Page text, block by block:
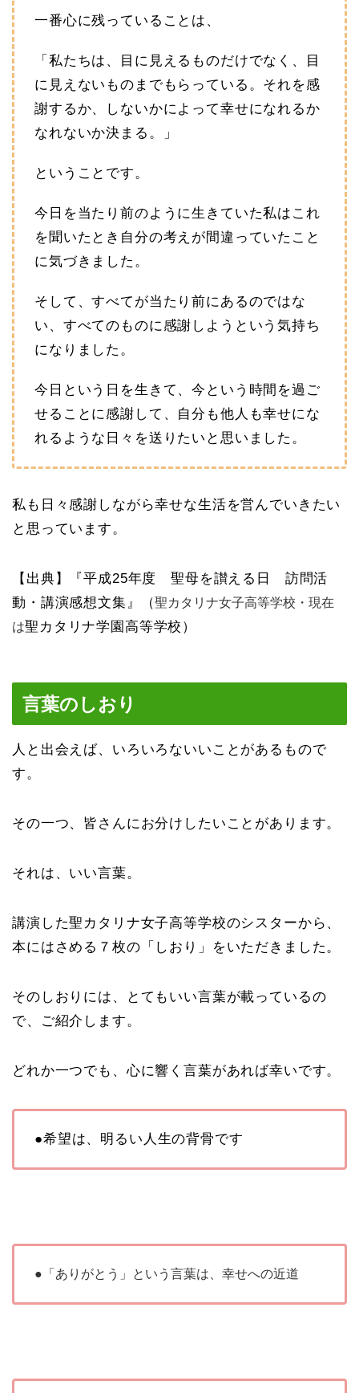
一番心に残っていることは、
「私たちは、目に見えるものだけでなく、目
に見えないものまでもらっている。それを感
謝するか、しないかによって幸せになれるか
なれないか決まる。」
ということです。
今日を当たり前のように生きていた私はこれ
を聞いたとき自分の考えが間違っていたこと
に気づきました。
そして、すべてが当たり前にあるのではな
い、すべてのものに感謝しようという気持ち
になりました。
今日という日を生きて、今という時間を過ご
せることに感謝して、自分も他人も幸せにな
れるような日々を送りたいと思いました。
私も日々感謝しながら幸せな生活を営んでいきたい
と思っています。
【出典】『平成25年度 聖母を讃える日 訪問活
動・講演感想文集』（聖カタリナ女子高等学校・現在
は聖カタリナ学園高等学校）
言葉のしおり
人と出会えば、いろいろないいことがあるもので
す。
その一つ、皆さんにお分けしたいことがあります。
それは、いい言葉。
講演した聖カタリナ女子高等学校のシスターから、
本にはさめる７枚の「しおり」をいただきました。
そのしおりには、とてもいい言葉が載っているの
で、ご紹介します。
どれか一つでも、心に響く言葉があれば幸いです。
●希望は、明るい人生の背骨です
●「ありがとう」という言葉は、幸せへの近道